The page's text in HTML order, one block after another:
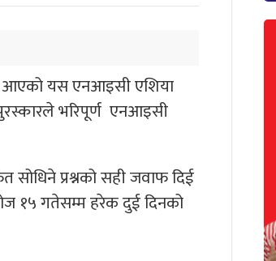
आएको यस एनआइसी एशिया
भरिपूर्ण एनआइसी
प्रश्नको सही जवाफ दिई
१५ गतेसम्म हरेक दुई दिनको